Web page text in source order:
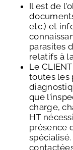
Il est de
etc.) et
parasites
relatifs à
Le
toutes les
que
charge,
HT
présence